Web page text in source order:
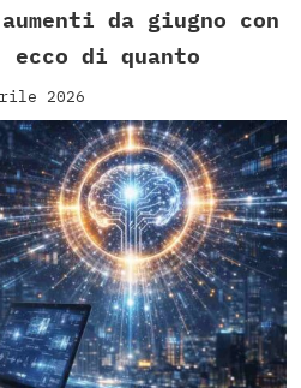
da giugno con
di quanto
2026